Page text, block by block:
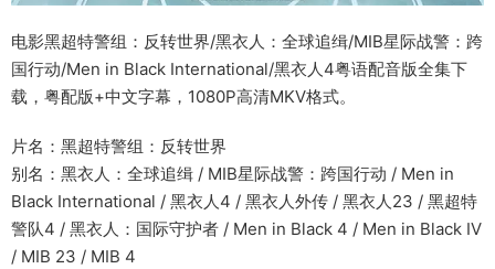
电影黑超特警组：反转世界/黑衣人：全球追缉/MIB星际战警：跨
国行动/Men in Black International/黑衣人4粤语配音版全集下
载，粤配版+中文字幕，1080P高清MKV格式。
片名：黑超特警组：反转世界
别名：黑衣人：全球追缉 / MIB星际战警：跨国行动 / Men in
Black International / 黑衣人4 / 黑衣人外传 / 黑衣人23 / 黑超特
警队4 / 黑衣人：国际守护者 / Men in Black 4 / Men in Black IV
/ MIB 23 / MIB 4